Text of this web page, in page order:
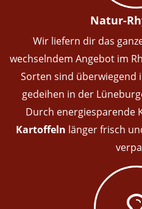
Natur-
Wir liefern dir das
wechselndem Angebot im
Sorten sind überwiegend
gedeihen in der
Durch energiesparende
Kartoffeln länger frisch